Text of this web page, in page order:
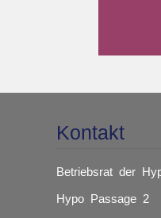
Kontakt
Betriebsrat der
Hypo Passage 2